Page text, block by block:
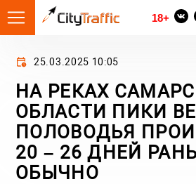
18+
25.03.2025 10:05
НА РЕКАХ
ОБЛАСТИ ПИКИ
ПОЛОВОДЬЯ
20 – 26 ДНЕЙ
ОБЫЧНО